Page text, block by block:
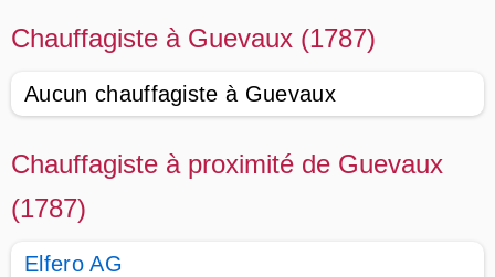
Chauffagiste à Guevaux (1787)
Aucun chauffagiste à Guevaux
Chauffagiste à proximité de Guevaux
(1787)
Elfero AG